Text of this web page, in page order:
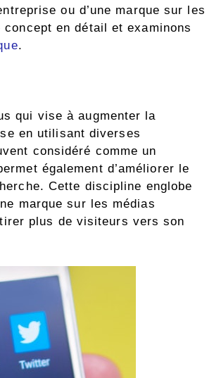
ou d’une marque sur les
en détail et examinons
.
qui vise à augmenter la
en utilisant diverses
considéré comme un
également d’améliorer le
Cette discipline englobe
marque sur les médias
plus de visiteurs vers son